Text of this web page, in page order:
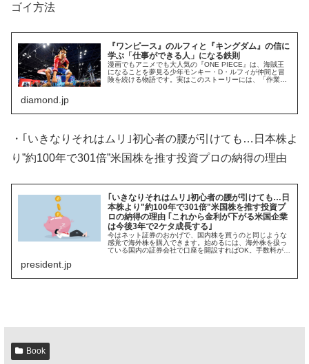
ゴイ方法
『ワンピース』のルフィと『キングダム』の信に
学ぶ「仕事ができる人」になる鉄則
漫画でもアニメでも大人気の『ONE PIECE』は、海賊王
になることを夢見る少年モンキー・D・ルフィが仲間と冒
険を続ける物語です。実はこのストーリーには、「作業効
diamond.jp
・｢いきなりそれはムリ｣初心者の腰が引けても…日本株よ
り”約100年で301倍”米国株を推す投資プロの納得の理由
｢いきなりそれはムリ｣初心者の腰が引けても…日
本株より"約100年で301倍"米国株を推す投資プ
ロの納得の理由 ｢これから金利が下がる米国企業
は今後3年で2ケタ成長する｣
今はネット証券のおかげで、国内株を買うのと同じような
感覚で海外株を購入できます。始めるには、海外株を扱っ
ている国内の証券会社で口座を開設すればOK。手数料が高
president.jp
Book